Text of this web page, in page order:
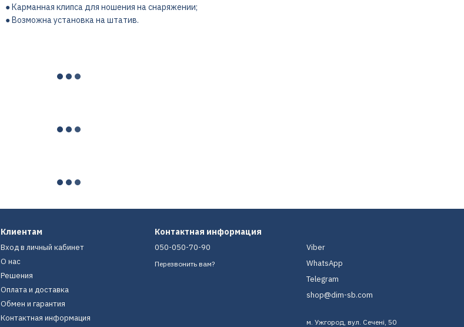
● Карманная клипса для ношения на снаряжении;
● Возможна установка на штатив.
Клиентам
Вход в личный кабинет
О нас
Решения
Оплата и доставка
Обмен и гарантия
Контактная информация
Контактная информация
050-050-70-90
Перезвонить вам?
Viber
WhatsApp
Telegram
shop@dim-sb.com
м. Ужгород, вул. Сечені, 50